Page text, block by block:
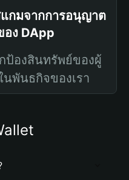
กมจากการอนุญาต
อง DApp
ป้องสินทรัพย์ของผู้
พันธกิจของเรา